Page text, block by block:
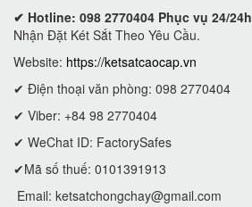
✔ Hotline: 098 2770404 Phục vụ 24/24h
Nhận Đặt Két Sắt Theo Yêu Cầu.
Website: https://ketsatcaocap.vn
✔ Điện thoại văn phòng: 098 2770404
✔ Viber: +84 98 2770404
✔ WeChat ID: FactorySafes
✔Mã số thuế: 0101391913
Email: ketsatchongchay@gmail.com